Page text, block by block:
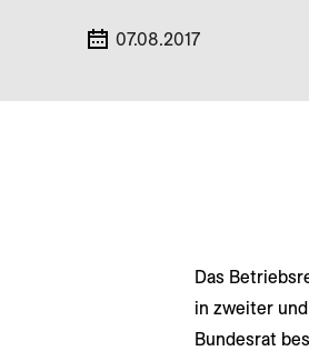
07.08.2017
Das
in zweiter
Bundesrat